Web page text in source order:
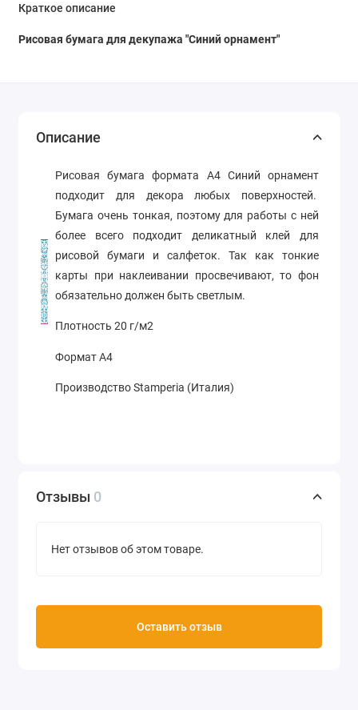
Краткое описание
Рисовая бумага для декупажа "Синий орнамент"
Описание
Рисовая бумага формата А4 Синий орнамент
подходит для декора любых поверхностей.
Бумага очень тонкая, поэтому для работы с ней
более всего подходит деликатный клей для
рисовой бумаги и салфеток. Так как тонкие
карты при наклеивании просвечивают, то фон
обязательно должен быть светлым.
Плотность 20 г/м2
Формат А4
Производство Stamperia (Италия)
Отзывы 0
Нет отзывов об этом товаре.
Оставить отзыв